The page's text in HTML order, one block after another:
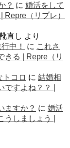
？ に 婚活をして
（リプレ）
直し より
中！
に これさ
きる | Repre（リ
コロ に 結婚相
すよね？？ |
ますか？ に 婚活
しましょう |